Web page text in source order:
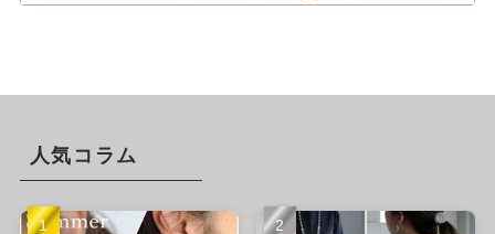
人気コラム